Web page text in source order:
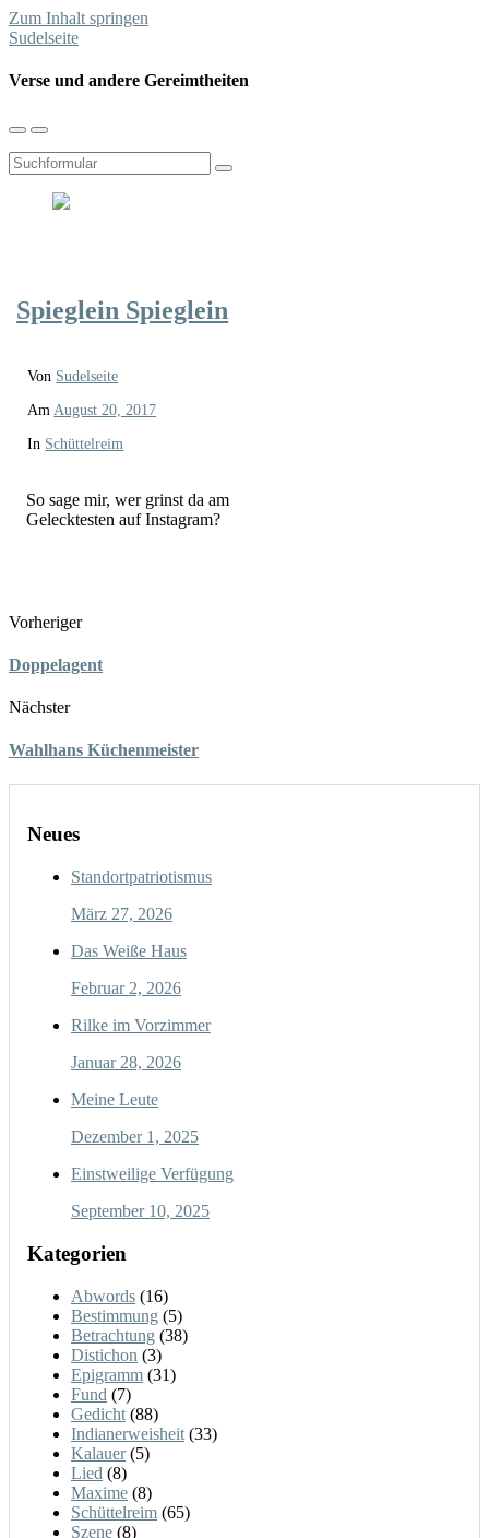
Zum Inhalt springen
Sudelseite
Verse und andere Gereimtheiten
Mobil-
Menü
umschalten
Suchfeld
umschalten
Suchen
Spieglein Spieglein
Von Sudelseite
Am August 20, 2017
In Schüttelreim
So sage mir, wer grinst da am
Gelecktesten auf Instagram?
Vorheriger
Doppelagent
Nächster
Wahlhans Küchenmeister
Neues
Standortpatriotismus
März 27, 2026
Das Weiße Haus
Februar 2, 2026
Rilke im Vorzimmer
Januar 28, 2026
Meine Leute
Dezember 1, 2025
Einstweilige Verfügung
September 10, 2025
Kategorien
Abwords (16)
Bestimmung (5)
Betrachtung (38)
Distichon (3)
Epigramm (31)
Fund (7)
Gedicht (88)
Indianerweisheit (33)
Kalauer(5)
Lied (8)
Maxime (8)
Schüttelreim (65)
Szene (8)